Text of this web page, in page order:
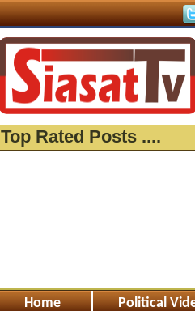
Top Rated Posts ....
Home Political